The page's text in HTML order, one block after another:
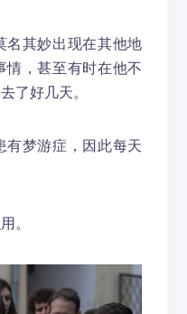
其妙出现在其他地
情，甚至有时在他不
了好几天。
梦游症，因此每天
。